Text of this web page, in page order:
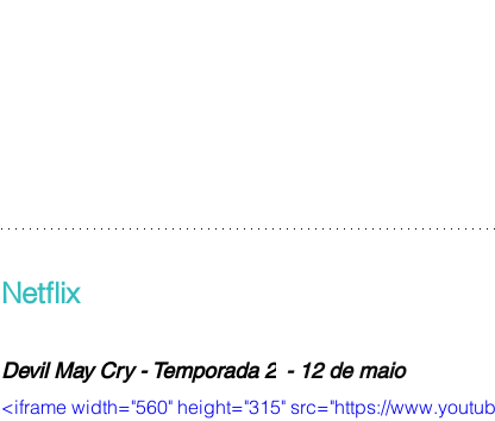
Netflix
Devil May Cry - Temporada 2 - 12 de maio
<iframe width="560" height="315" src="https://